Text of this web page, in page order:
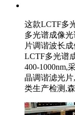
这款LCTF多
多光谱成像
片调谐波长
LCTF多光谱
400-1000nm,
晶调谐滤光
类生产检测,